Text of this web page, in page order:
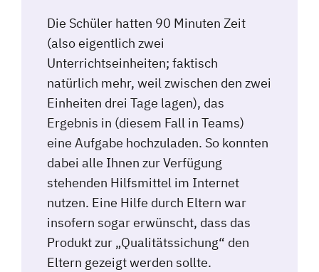
Die Schüler hatten 90 Minuten Zeit
(also eigentlich zwei
Unterrichtseinheiten; faktisch
natürlich mehr, weil zwischen den zwei
Einheiten drei Tage lagen), das
Ergebnis in (diesem Fall in Teams)
eine Aufgabe hochzuladen. So konnten
dabei alle Ihnen zur Verfügung
stehenden Hilfsmittel im Internet
nutzen. Eine Hilfe durch Eltern war
insofern sogar erwünscht, dass das
Produkt zur „Qualitätssichung“ den
Eltern gezeigt werden sollte.